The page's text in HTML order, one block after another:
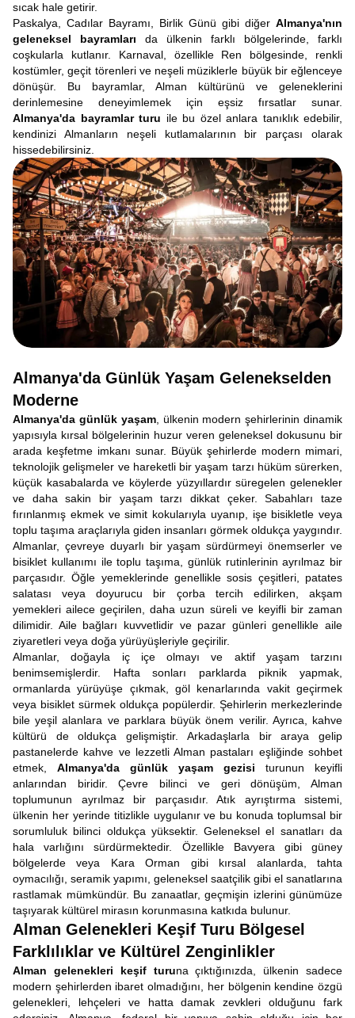
sıcak hale getirir.
Paskalya, Cadılar Bayramı, Birlik Günü gibi diğer Almanya'nın
geleneksel bayramları da ülkenin farklı bölgelerinde, farklı
coşkularla kutlanır. Karnaval, özellikle Ren bölgesinde, renkli
kostümler, geçit törenleri ve neşeli müziklerle büyük bir eğlenceye
dönüşür. Bu bayramlar, Alman kültürünü ve geleneklerini
derinlemesine deneyimlemek için eşsiz fırsatlar sunar.
Almanya'da bayramlar turu ile bu özel anlara tanıklık edebilir,
kendinizi Almanların neşeli kutlamalarının bir parçası olarak
hissedebilirsiniz.
Almanya'da Günlük Yaşam Gelenekselden
Moderne
Almanya'da günlük yaşam, ülkenin modern şehirlerinin dinamik
yapısıyla kırsal bölgelerinin huzur veren geleneksel dokusunu bir
arada keşfetme imkanı sunar. Büyük şehirlerde modern mimari,
teknolojik gelişmeler ve hareketli bir yaşam tarzı hüküm sürerken,
küçük kasabalarda ve köylerde yüzyıllardır süregelen gelenekler
ve daha sakin bir yaşam tarzı dikkat çeker. Sabahları taze
fırınlanmış ekmek ve simit kokularıyla uyanıp, işe bisikletle veya
toplu taşıma araçlarıyla giden insanları görmek oldukça yaygındır.
Almanlar, çevreye duyarlı bir yaşam sürdürmeyi önemserler ve
bisiklet kullanımı ile toplu taşıma, günlük rutinlerinin ayrılmaz bir
parçasıdır. Öğle yemeklerinde genellikle sosis çeşitleri, patates
salatası veya doyurucu bir çorba tercih edilirken, akşam
yemekleri ailece geçirilen, daha uzun süreli ve keyifli bir zaman
dilimidir. Aile bağları kuvvetlidir ve pazar günleri genellikle aile
ziyaretleri veya doğa yürüyüşleriyle geçirilir.
Almanlar, doğayla iç içe olmayı ve aktif yaşam tarzını
benimsemişlerdir. Hafta sonları parklarda piknik yapmak,
ormanlarda yürüyüşe çıkmak, göl kenarlarında vakit geçirmek
veya bisiklet sürmek oldukça popülerdir. Şehirlerin merkezlerinde
bile yeşil alanlara ve parklara büyük önem verilir. Ayrıca, kahve
kültürü de oldukça gelişmiştir. Arkadaşlarla bir araya gelip
pastanelerde kahve ve lezzetli Alman pastaları eşliğinde sohbet
etmek, Almanya'da günlük yaşam gezisi turunun keyifli
anlarından biridir. Çevre bilinci ve geri dönüşüm, Alman
toplumunun ayrılmaz bir parçasıdır. Atık ayrıştırma sistemi,
ülkenin her yerinde titizlikle uygulanır ve bu konuda toplumsal bir
sorumluluk bilinci oldukça yüksektir. Geleneksel el sanatları da
hala varlığını sürdürmektedir. Özellikle Bavyera gibi güney
bölgelerde veya Kara Orman gibi kırsal alanlarda, tahta
oymacılığı, seramik yapımı, geleneksel saatçilik gibi el sanatlarına
rastlamak mümkündür. Bu zanaatlar, geçmişin izlerini günümüze
taşıyarak kültürel mirasın korunmasına katkıda bulunur.
Alman Gelenekleri Keşif Turu Bölgesel
Farklılıklar ve Kültürel Zenginlikler
Alman gelenekleri keşif turuna çıktığınızda, ülkenin sadece
modern şehirlerden ibaret olmadığını, her bölgenin kendine özgü
gelenekleri, lehçeleri ve hatta damak zevkleri olduğunu fark